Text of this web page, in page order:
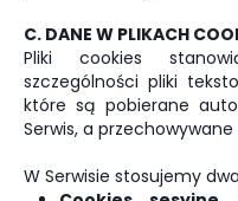
C. DANE W PLIKACH
Pliki cookies
szczególności pliki
które są pobierane
Serwis, a
W Serwisie stosujemy